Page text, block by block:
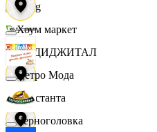
string
X5 ДИДЖИТАЛ
Константа
Хоум маркет
Цетро Мода
Черноголовка